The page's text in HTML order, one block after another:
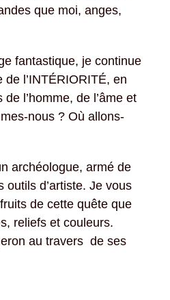
que moi, anges,
fantastique, je continue
l’INTÉRIORITÉ, en
de l’homme, de l’âme et
nous ? Où allons-
archéologue, armé de
outils d’artiste. Je vous
de cette quête que
reliefs et couleurs.
au travers de ses